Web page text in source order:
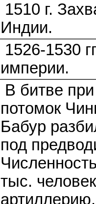
1510 г.
Индии.
1526-1530
империи.
В битве
потомок
Бабур
под
тыс.